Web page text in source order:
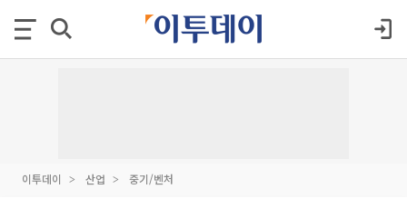
이투데이 산업 중기/벤처